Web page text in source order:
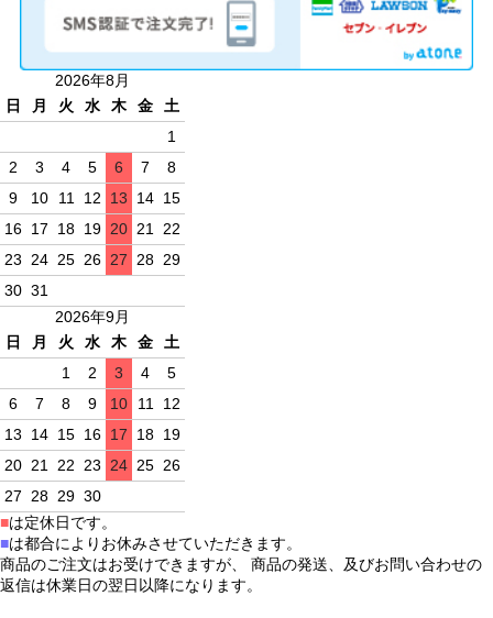
2026年8月
日
月 火 水 木 金
土
1
2
3 4 5 6 7
8
9
10 11 12 13 14 15
16 17 18 19 20 21 22
23 24 25 26 27 28 29
30 31
2026年9月
日
月 火 水 木 金
土
1
2 3 4
5
6
7 8 9 10 11 12
13
14 15 16 17 18 19
20 21 22 23 24 25 26
27 28 29 30
■は定休日です。
■は都合によりお休みさせていただきます。
商品のご注文はお受けできますが、 商品の発送、及びお問い合わせの
返信は休業日の翌日以降になります。